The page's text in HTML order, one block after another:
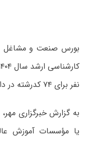
بورس صنعت و مشاغل
نفر برای ۷۴ کدرشته در دانشگاه‌های مختلف تعیین شده است.
به گزارش خبرگزاری
یا مؤسسات آموزش